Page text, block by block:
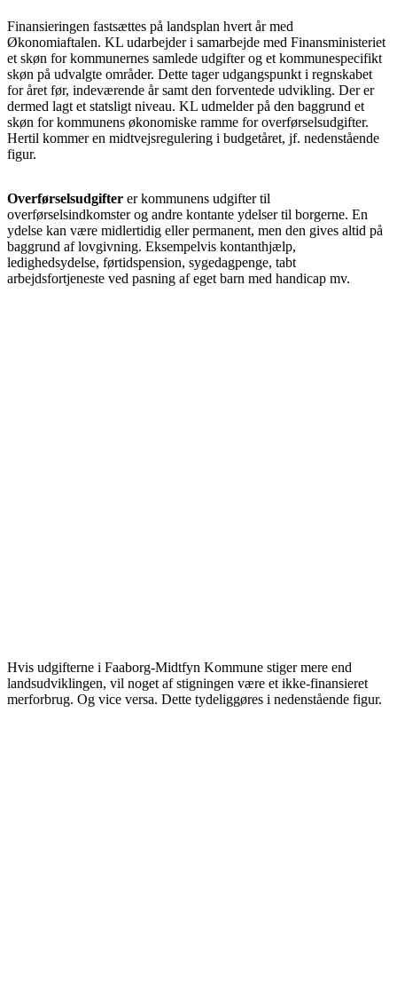
Finansieringen fastsættes på landsplan hvert år med
Økonomiaftalen. KL udarbejder i samarbejde med Finansministeriet
et skøn for kommunernes samlede udgifter og et kommunespecifikt
skøn på udvalgte områder. Dette tager udgangspunkt i regnskabet
for året før, indeværende år samt den forventede udvikling. Der er
dermed lagt et statsligt niveau. KL udmelder på den baggrund et
skøn for kommunens økonomiske ramme for overførselsudgifter.
Hertil kommer en midtvejsregulering i budgetåret, jf. nedenstående
figur.
Overførselsudgifter er kommunens udgifter til
overførselsindkomster og andre kontante ydelser til borgerne. En
ydelse kan være midlertidig eller permanent, men den gives altid på
baggrund af lovgivning. Eksempelvis kontanthjælp,
ledighedsydelse, førtidspension, sygedagpenge, tabt
arbejdsfortjeneste ved pasning af eget barn med handicap mv.
Hvis udgifterne i Faaborg-Midtfyn Kommune stiger mere end
landsudviklingen, vil noget af stigningen være et ikke-finansieret
merforbrug. Og vice versa. Dette tydeliggøres i nedenstående figur.